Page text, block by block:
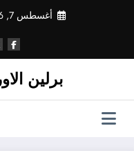
أغسطس 7, 2026
برلين